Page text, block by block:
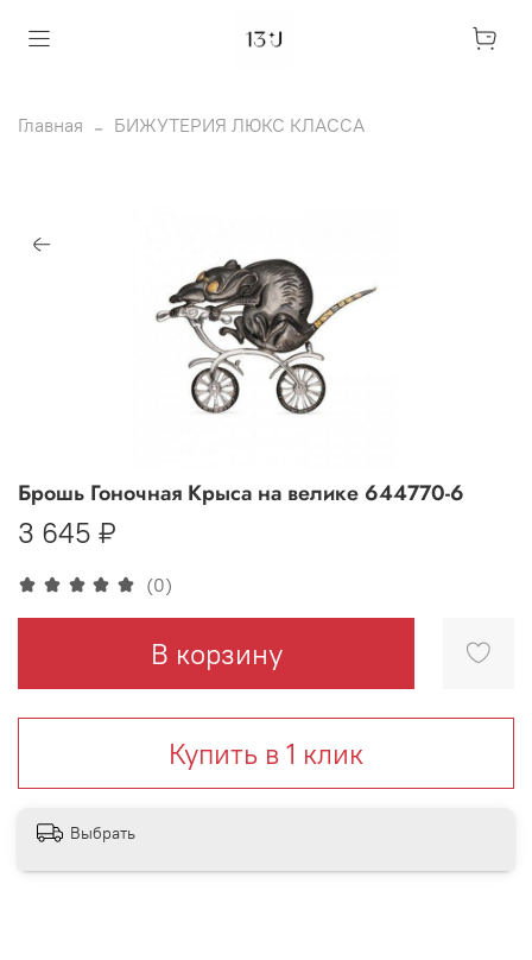
Главная БИЖУТЕРИЯ ЛЮКС КЛАССА
(0)
Брошь Гоночная Крыса на велике 644770-6
3 645 ₽
В корзину
Купить в 1 клик
Выбрать